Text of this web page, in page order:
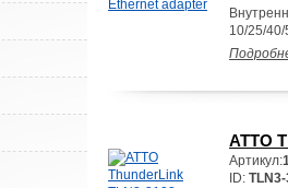
10/25/
ATTO
Артикул:
ID: